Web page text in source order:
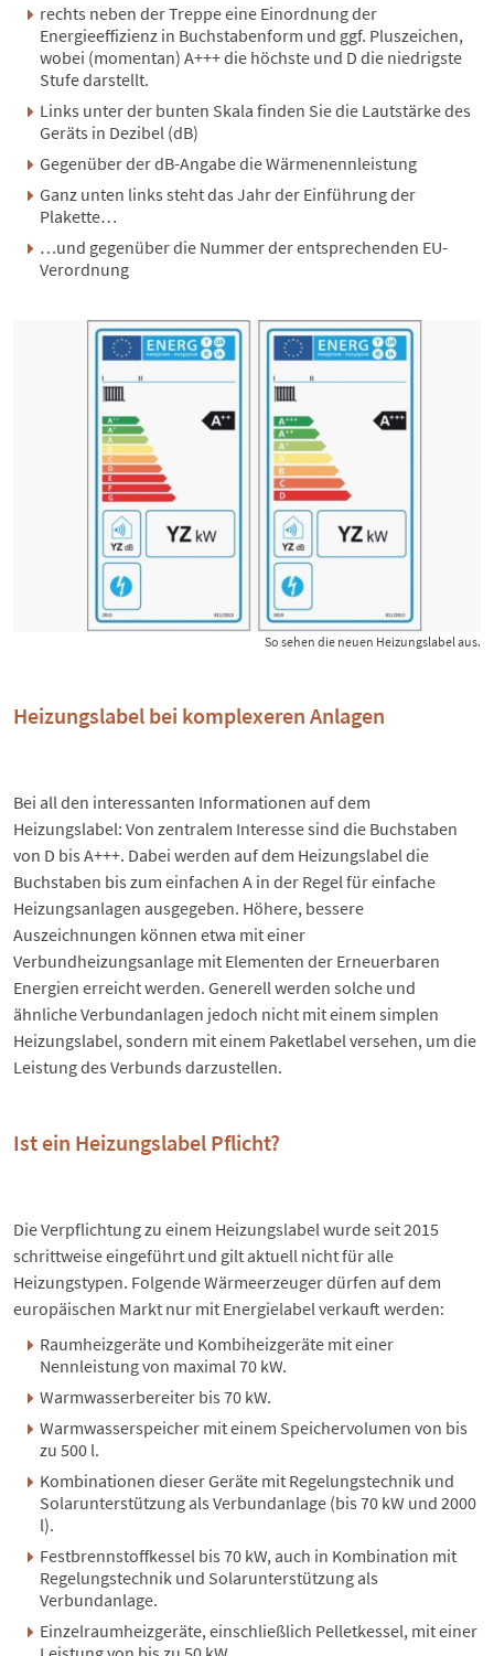
rechts neben der Treppe eine Einordnung der
Energieeffizienz in Buchstabenform und ggf. Pluszeichen,
wobei (momentan) A+++ die höchste und D die niedrigste
Stufe darstellt.
Links unter der bunten Skala finden Sie die Lautstärke des
Geräts in Dezibel (dB)
Gegenüber der dB-Angabe die Wärmenennleistung
Ganz unten links steht das Jahr der Einführung der
Plakette…
…und gegenüber die Nummer der entsprechenden EU-
Verordnung
So sehen die neuen Heizungslabel aus.
Heizungslabel bei komplexeren Anlagen
Bei all den interessanten Informationen auf dem
Heizungslabel: Von zentralem Interesse sind die Buchstaben
von D bis A+++. Dabei werden auf dem Heizungslabel die
Buchstaben bis zum einfachen A in der Regel für einfache
Heizungsanlagen ausgegeben. Höhere, bessere
Auszeichnungen können etwa mit einer
Verbundheizungsanlage mit Elementen der Erneuerbaren
Energien erreicht werden. Generell werden solche und
ähnliche Verbundanlagen jedoch nicht mit einem simplen
Heizungslabel, sondern mit einem Paketlabel versehen, um die
Leistung des Verbunds darzustellen.
Ist ein Heizungslabel Pflicht?
Die Verpflichtung zu einem Heizungslabel wurde seit 2015
schrittweise eingeführt und gilt aktuell nicht für alle
Heizungstypen. Folgende Wärmeerzeuger dürfen auf dem
europäischen Markt nur mit Energielabel verkauft werden:
Raumheizgeräte und Kombiheizgeräte mit einer
Nennleistung von maximal 70 kW.
Warmwasserbereiter bis 70 kW.
Warmwasserspeicher mit einem Speichervolumen von bis
zu 500 l.
Kombinationen dieser Geräte mit Regelungstechnik und
Solarunterstützung als Verbundanlage (bis 70 kW und 2000
l).
Festbrennstoffkessel bis 70 kW, auch in Kombination mit
Regelungstechnik und Solarunterstützung als
Verbundanlage.
Einzelraumheizgeräte, einschließlich Pelletkessel, mit einer